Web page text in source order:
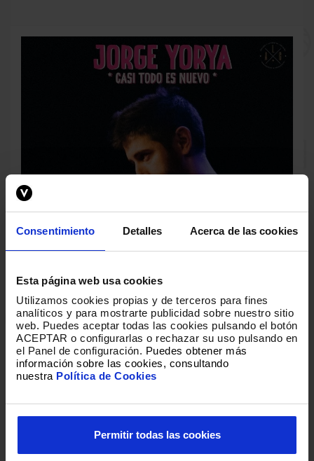
Consentimiento Detalles Acerca de las cookies
Esta página web usa cookies
Utilizamos cookies propias y de terceros para fines
analíticos y para mostrarte publicidad sobre nuestro sitio
web. Puedes aceptar todas las cookies pulsando el botón
ACEPTAR o configurarlas o rechazar su uso pulsando en
el Panel de configuración. Puedes obtener más
información sobre las cookies, consultando
nuestra Política de Cookies
Permitir todas las cookies